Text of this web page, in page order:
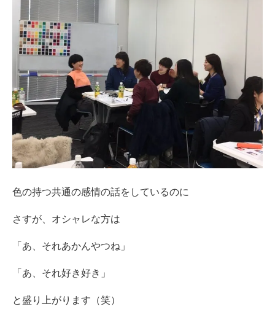
色の持つ共通の感情の話をしているのに
さすが、オシャレな方は
「あ、それあかんやつね」
「あ、それ好き好き」
と盛り上がります（笑）